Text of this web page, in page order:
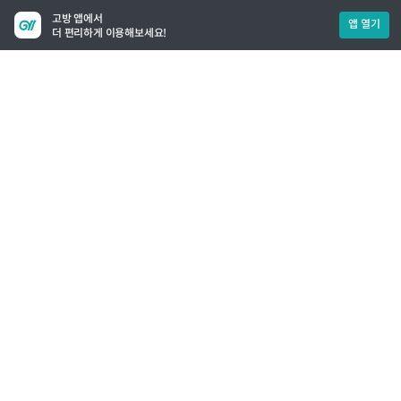
고방 앱에서
더 편리하게 이용해보세요!
앱 열기